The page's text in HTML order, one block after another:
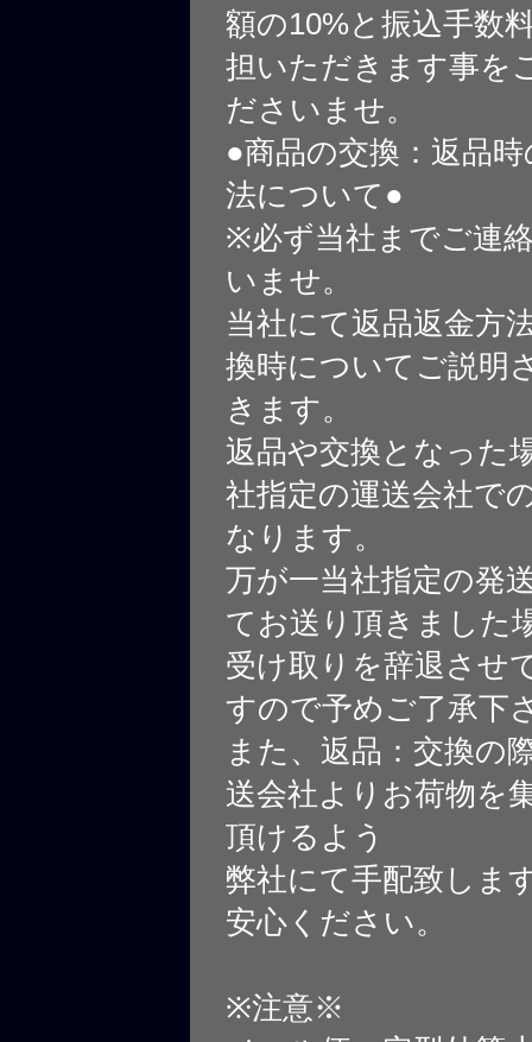
額の10%と振込手数
担いただきます事を
ださいませ。
●商品の交換：返品
法について●
※必ず当社までご連
いませ。
当社にて返品返金方
換時についてご説明
きます。
返品や交換となった
社指定の運送会社で
なります。
万が一当社指定の発
てお送り頂きました
受け取りを辞退させ
すので予めご了承下
また、返品：交換の
送会社よりお荷物を
頂けるよう
弊社にて手配致しま
安心ください。
※注意※